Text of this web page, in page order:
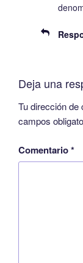
Deja una
Tu dirección de
campos
Comentario*